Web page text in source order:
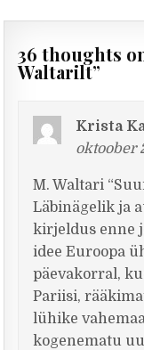
36 thoughts
Waltarilt”
Krista
oktoober
M. Waltari
Läbinägelik ja
kirjeldus enne
idee Euroopa
päevakorral,
Pariisi,
lühike
kogenematu